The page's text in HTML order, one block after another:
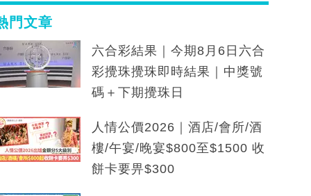
門文章
六合彩結果｜今期8月6日六合
彩攪珠攪珠即時結果｜中獎號
碼＋下期攪珠日
人情公價2026｜酒店/會所/酒
樓/午宴/晚宴$800至$1500 收
餅卡要畀$300